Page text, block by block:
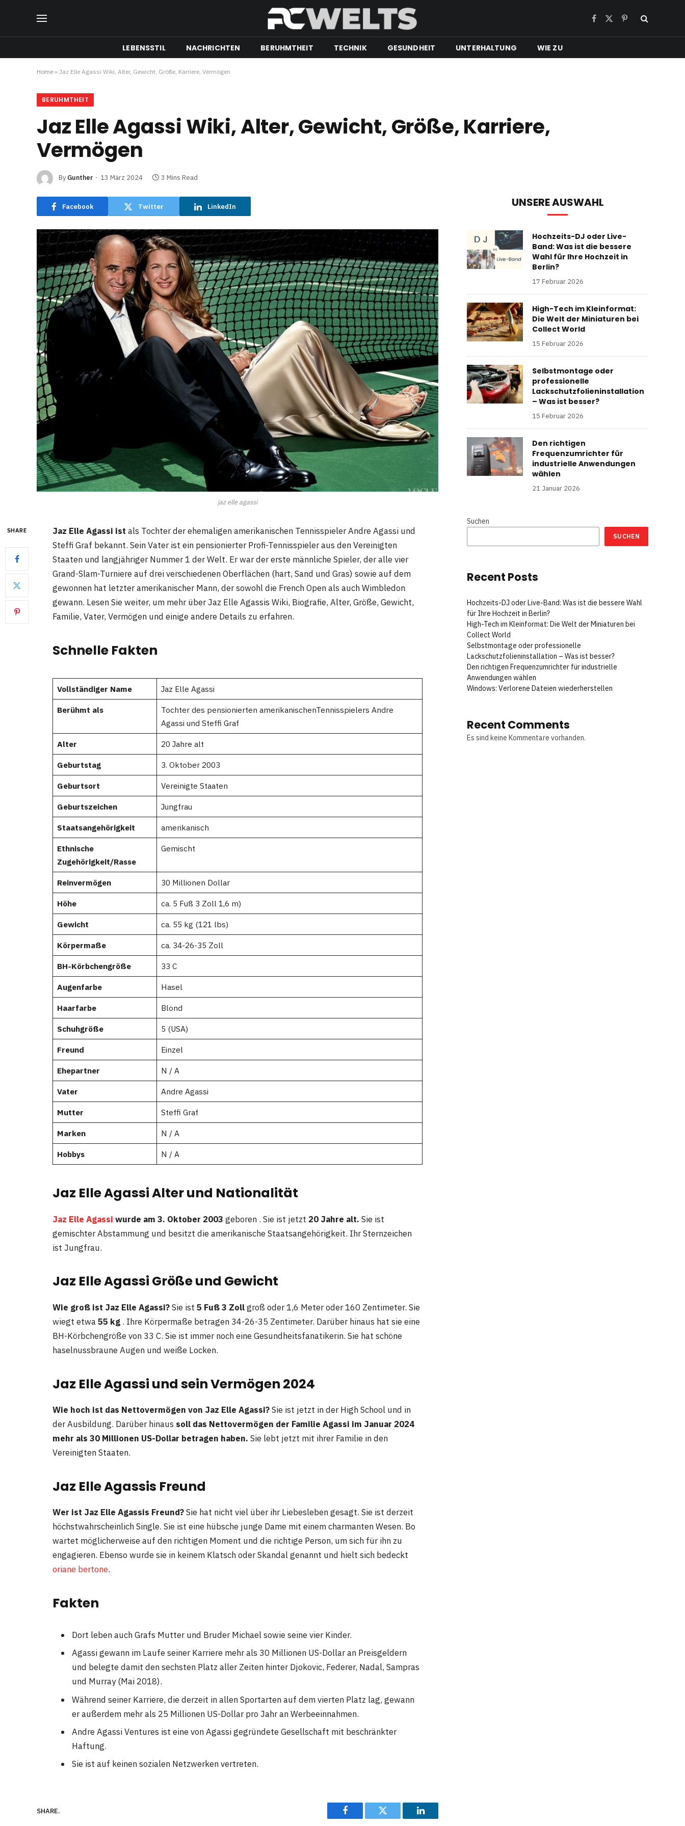
Facebook
X
Pinterest
LEBENSSTIL NACHRICHTEN BERUHMTHEIT TECHNIK GESUNDHEIT UNTERHALTUNG WIE ZU
Home » Jaz Elle Agassi Wiki, Alter, Gewicht, Größe, Karriere, Vermögen
BERUHMTHEIT
Jaz Elle Agassi Wiki, Alter, Gewicht, Größe, Karriere,
Vermögen
By Gunther 13 März 2024 3 Mins Read
Facebook Twitter LinkedIn
jaz elle agassi
SHARE Jaz Elle Agassi ist als Tochter der ehemaligen amerikanischen Tennisspieler Andre Agassi und
Steffi Graf bekannt. Sein Vater ist ein pensionierter Profi-Tennisspieler aus den Vereinigten
Staaten und langjähriger Nummer 1 der Welt. Er war der erste männliche Spieler, der alle vier
Grand-Slam-Turniere auf drei verschiedenen Oberflächen (hart, Sand und Gras) sowie auf dem
gewonnen hat letzter amerikanischer Mann, der sowohl die French Open als auch Wimbledon
gewann. Lesen Sie weiter, um mehr über Jaz Elle Agassis Wiki, Biografie, Alter, Größe, Gewicht,
Familie, Vater, Vermögen und einige andere Details zu erfahren.
Schnelle Fakten
Vollständiger Name Jaz Elle Agassi
Berühmt als
Tochter des pensionierten amerikanischenTennisspielers Andre
Agassi und Steffi Graf
Alter 20 Jahre alt
Geburtstag 3. Oktober 2003
Geburtsort Vereinigte Staaten
Geburtszeichen Jungfrau
Staatsangehörigkeit amerikanisch
Ethnische
Zugehörigkeit/Rasse
Gemischt
Reinvermögen 30 Millionen Dollar
Höhe ca. 5 Fuß 3 Zoll 1,6 m)
Gewicht ca. 55 kg (121 lbs)
Körpermaße ca. 34-26-35 Zoll
BH-Körbchengröße 33 C
Augenfarbe Hasel
Haarfarbe Blond
Schuhgröße 5 (USA)
Freund Einzel
Ehepartner N / A
Vater Andre Agassi
Mutter Steffi Graf
Marken N / A
Hobbys N / A
Jaz Elle Agassi Alter und Nationalität
Jaz Elle Agassi wurde am 3. Oktober 2003 geboren . Sie ist jetzt 20 Jahre alt. Sie ist
gemischter Abstammung und besitzt die amerikanische Staatsangehörigkeit. Ihr Sternzeichen
ist Jungfrau.
Jaz Elle Agassi Größe und Gewicht
Wie groß ist Jaz Elle Agassi?Sie ist 5 Fuß 3 Zollgroß oder 1,6 Meter oder 160 Zentimeter. Sie
wiegt etwa55 kg . Ihre Körpermaße betragen 34-26-35 Zentimeter. Darüber hinaus hat sie eine
BH-Körbchengröße von 33 C. Sie ist immer noch eine Gesundheitsfanatikerin. Sie hat schöne
haselnussbraune Augen und weiße Locken.
Jaz Elle Agassi und sein Vermögen 2024
Wie hoch ist das Nettovermögen von Jaz Elle Agassi?Sie ist jetzt in der High School und in
der Ausbildung. Darüber hinaus soll das Nettovermögen der Familie Agassi im Januar 2024
mehr als 30 Millionen US-Dollar betragen haben. Sie lebt jetzt mit ihrer Familie in den
Vereinigten Staaten.
Jaz Elle Agassis Freund
Wer ist Jaz Elle Agassis Freund?Sie hat nicht viel über ihr Liebesleben gesagt. Sie ist derzeit
höchstwahrscheinlich Single. Sie ist eine hübsche junge Dame mit einem charmanten Wesen. Bo
wartet möglicherweise auf den richtigen Moment und die richtige Person, um sich für ihn zu
engagieren. Ebenso wurde sie in keinem Klatsch oder Skandal genannt und hielt sich bedeckt
oriane bertone.
Fakten
Dort leben auch Grafs Mutter und Bruder Michael sowie seine vier Kinder.
Agassi gewann im Laufe seiner Karriere mehr als 30 Millionen US-Dollar an Preisgeldern
und belegte damit den sechsten Platz aller Zeiten hinter Djokovic, Federer, Nadal, Sampras
und Murray (Mai 2018).
Während seiner Karriere, die derzeit in allen Sportarten auf dem vierten Platz lag, gewann
er außerdem mehr als 25 Millionen US-Dollar pro Jahr an Werbeeinnahmen.
Andre Agassi Ventures ist eine von Agassi gegründete Gesellschaft mit beschränkter
Haftung.
Sie ist auf keinen sozialen Netzwerken vertreten.
SHARE.
Facebook Twitter LinkedIn
UNSERE AUSWAHL
Hochzeits-DJ oder Live-
Band: Was ist die bessere
Wahl für Ihre Hochzeit in
Berlin?
17 Februar 2026
High-Tech im Kleinformat:
Die Welt der Miniaturen bei
Collect World
15 Februar 2026
Selbstmontage oder
professionelle
Lackschutzfolieninstallation
– Was ist besser?
15 Februar 2026
Den richtigen
Frequenzumrichter für
industrielle Anwendungen
wählen
21 Januar 2026
Suchen
SUCHEN
Recent Posts
Hochzeits-DJ oder Live-Band: Was ist die bessere Wahl
für Ihre Hochzeit in Berlin?
High-Tech im Kleinformat: Die Welt der Miniaturen bei
Collect World
Selbstmontage oder professionelle
Lackschutzfolieninstallation – Was ist besser?
Den richtigen Frequenzumrichter für industrielle
Anwendungen wählen
Windows: Verlorene Dateien wiederherstellen
Recent Comments
Es sind keine Kommentare vorhanden.